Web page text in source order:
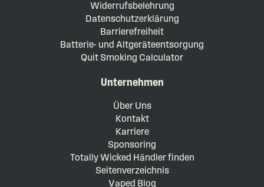
Widerrufsbelehrung
Datenschutzerklärung
Barrierefreiheit
Batterie- und Altgeräteentsorgung
Quit Smoking Calculator
Unternehmen
Über Uns
Kontakt
Karriere
Sponsoring
Totally Wicked Händler finden
Seitenverzeichnis
Vaped Blog